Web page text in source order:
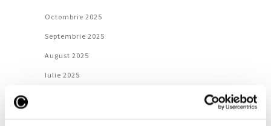
Octombrie 2025
Septembrie 2025
August 2025
Iulie 2025